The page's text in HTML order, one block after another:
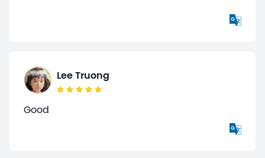
Lee Truong
Good